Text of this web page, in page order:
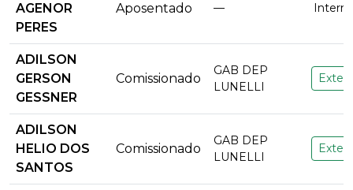
AGENOR
PERES
Aposentado —
ADILSON
GERSON
GESSNER
Comissionado
GAB DEP
LUNELLI
ADILSON
HELIO DOS
SANTOS
Comissionado
GAB DEP
LUNELLI